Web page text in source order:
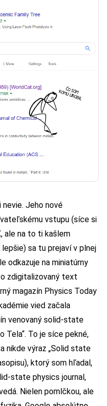
nevie. Jeho nové
vstupu (síce si
ale na to ti kašlem
sa tu prejaví v plnej
odkazuje na miniatúrny
zdigitalizovaný text
magazín Physics Today
vied začala
venovaný solid-state
Tela“. To je síce pekné,
nikde výraz „Solid state
ktorý som hľadal,
physics journal,
Nielen pomlčkou, ale